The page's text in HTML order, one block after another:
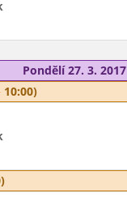
Pondělí 27. 3. 2017
10:00)